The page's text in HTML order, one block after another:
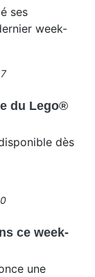
ses
week-
du Lego®
dès
ce week-
une